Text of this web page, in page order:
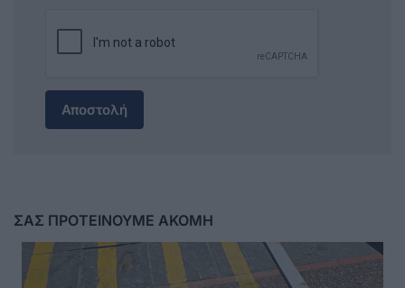
Αποστολή
ΣΑΣ ΠΡΟΤΕΙΝΟΥΜΕ ΑΚΟΜΗ